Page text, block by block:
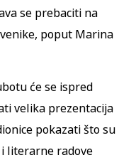
se prebaciti na
poput Marina
će se ispred
velika prezentacija
pokazati što su
literarne radove